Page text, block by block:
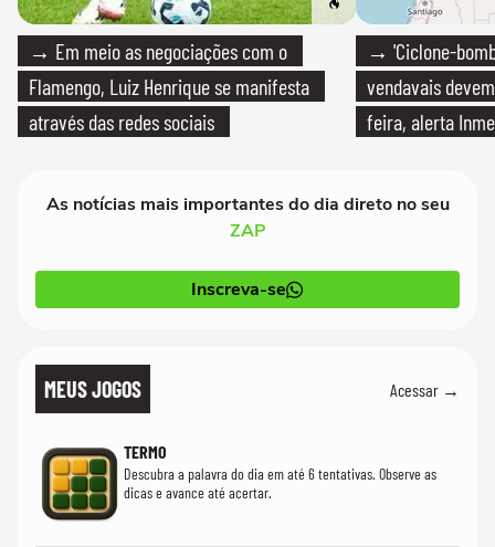
→ Em meio as negociações com o
Flamengo, Luiz Henrique se manifesta
através das redes sociais
→ 'Ciclone-
vendavais
feira, alerta
As notícias mais importantes do dia direto no seu
ZAP
Inscreva-se
MEUS JOGOS Acessar →
TERMO
Descubra a palavra do dia em até 6 tentativas. Observe as
dicas e avance até acertar.